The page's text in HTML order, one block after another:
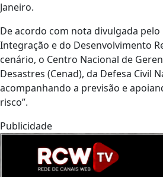
Janeiro.
De acordo com nota divulgada
Integração e do Desenvolvimento
cenário, o Centro Nacional de
Desastres (Cenad), da Defesa Civil
acompanhando a previsão e
risco”.
Publicidade